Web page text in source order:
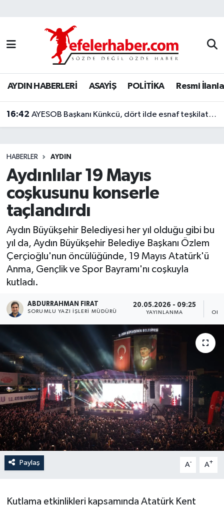
AYDIN HABERLERİ ASAYİŞ POLİTİKA Resmi
16:42 AYESOB Başkanı Künkcü, dört ilde esnaf teşkilatlarıyla buluştu
HABERLER AYDIN
Aydınlılar 19 Mayıs
coşkusunu konserle
taçlandırdı
Aydın Büyükşehir Belediyesi her yıl olduğu gibi bu
yıl da, Aydın Büyükşehir Belediye Başkanı Özlem
Çerçioğlu'nun öncülüğünde, 19 Mayıs Atatürk'ü
Anma, Gençlik ve Spor Bayramı'nı coşkuyla
kutladı.
ABDURRAHMAN FIRAT
SORUMLU YAZI İŞLERI MÜDÜRÜ
20.05.2026 - 09:25
YAYINLANMA
Paylaş A- A+
Kutlama etkinlikleri kapsamında Atatürk Kent
Nöbetçi Eczaneler
Hava Durumu
Aydin Namaz Vakitleri
Trafik Durumu
Son Dakika Haberleri
Haber Arşivi